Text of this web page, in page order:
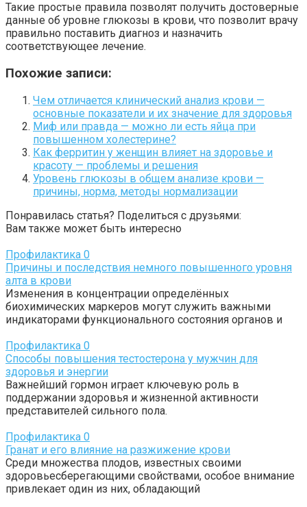
Такие простые правила позволят получить достоверные
данные об уровне глюкозы в крови, что позволит врачу
правильно поставить диагноз и назначить
соответствующее лечение.
Похожие записи:
Чем отличается клинический анализ крови —
основные показатели и их значение для здоровья
Миф или правда — можно ли есть яйца при
повышенном холестерине?
Как ферритин у женщин влияет на здоровье и
красоту — проблемы и решения
Уровень глюкозы в общем анализе крови —
причины, норма, методы нормализации
Понравилась статья? Поделиться с друзьями:
Вам также может быть интересно
Профилактика 0
Причины и последствия немного повышенного уровня
алта в крови
Изменения в концентрации определённых
биохимических маркеров могут служить важными
индикаторами функционального состояния органов и
Профилактика 0
Способы повышения тестостерона у мужчин для
здоровья и энергии
Важнейший гормон играет ключевую роль в
поддержании здоровья и жизненной активности
представителей сильного пола.
Профилактика 0
Гранат и его влияние на разжижение крови
Среди множества плодов, известных своими
здоровьесберегающими свойствами, особое внимание
привлекает один из них, обладающий